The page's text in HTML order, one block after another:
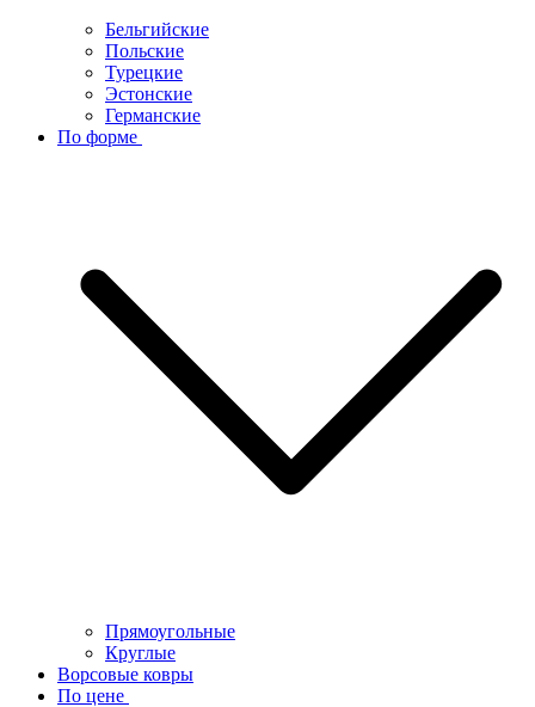
Бельгийские
Польские
Турецкие
Эстонские
Германские
По форме
Прямоугольные
Круглые
Ворсовые ковры
По цене